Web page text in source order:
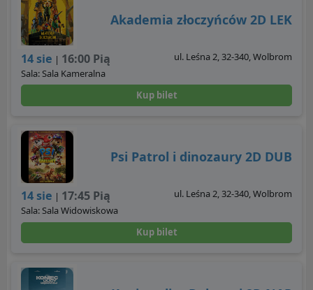
Akademia złoczyńców 2D LEK
14 sie | 16:00 Pią
ul. Leśna 2, 32-340, Wolbrom
Sala: Sala Kameralna
Kup bilet
Psi Patrol i dinozaury 2D DUB
14 sie | 17:45 Pią
ul. Leśna 2, 32-340, Wolbrom
Sala: Sala Widowiskowa
Kup bilet